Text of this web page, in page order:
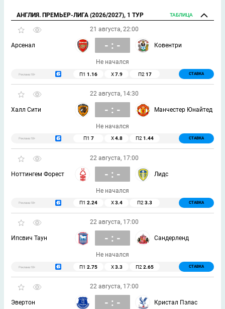
АНГЛИЯ. ПРЕМЬЕР-ЛИГА (2026/2027), 1 ТУР ТАБЛИЦА
21 августа, 22:00
Арсенал - : - Ковентри
Не начался
Реклама 18+ П1 1.16 Х 7.9 П2 17 СТАВКА
22 августа, 14:30
Халл Сити - : - Манчестер Юнайтед
Не начался
Реклама 18+ П1 7 Х 4.8 П21.44 СТАВКА
22 августа, 17:00
Ноттингем Форест - : - Лидс
Не начался
Реклама 18+ П1 2.24 Х 3.4 П2 3.3 СТАВКА
22 августа, 17:00
Ипсвич Таун - : - Сандерленд
Не начался
Реклама 18+ П1 2.75 Х 3.3 П2 2.65 СТАВКА
22 августа, 17:00
Эвертон - : - Кристал Пэлас